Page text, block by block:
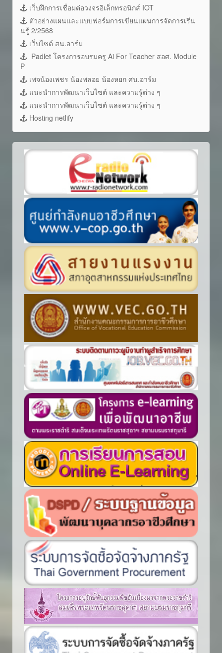
เว็บฝึกการเชื่อมต่อวงจรอิเล็กทรอนิกส์ IOT
ตัวอย่างแผนและแบบฟอร์มการเขียนแผนการจัดการเรีน
นรู้ 2/2568
เว็บไซต์ สน.อาร์ม
Padlet โครงการอบรมครู Ai For Teacher สอศ. Module
P
เพจน้องเพชร น้องพลอย น้องหยก ศน.อาร์ม
แนะนำการพัฒนาเว็บไซต์ และความรู้ต่าง ๆ
แนะนำการพัฒนาเว็บไซต์ และความรู้ต่าง ๆ
Hosting netlify